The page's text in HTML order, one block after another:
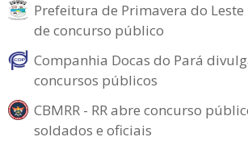
Prefeitura de Primavera do
de concurso público
Companhia Docas do Pará
concursos públicos
CBMRR - RR abre concurso
soldados e oficiais